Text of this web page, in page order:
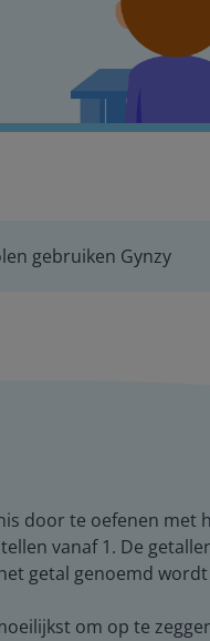
gebruiken Gynzy
door te oefenen met
vanaf 1. De
getal genoemd
om op te